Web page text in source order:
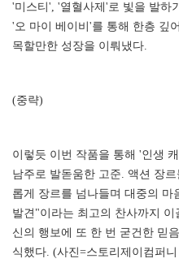
'미스티', '열혈사제'로 빛을 발하
'오 마이 베이비'를 통해 한층 깊
목할만한 성장을 이뤄냈다.
(중략)
이렇듯 이번 작품을 통해 '인생
남주로 발돋움한 고준. 액션 장
롭게 장르를 넘나들며 대중의 마
발견"이라는 최고의 찬사까지
신의 행보에 또 한 번 굳건한 믿
식했다. (사진=스토리제이컴퍼